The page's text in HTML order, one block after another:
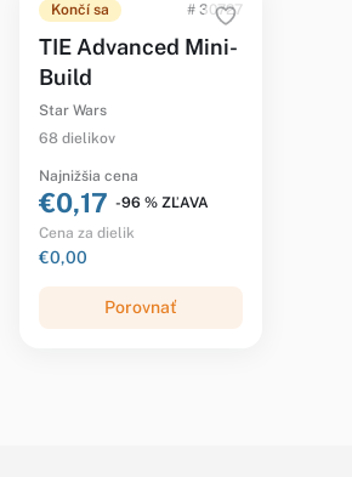
Končí sa # 30727
TIE Advanced Mini-
Build
Star Wars
68 dielikov
Najnižšia cena
€0,17 -96 % ZĽAVA
Cena za dielik
€0,00
Porovnať